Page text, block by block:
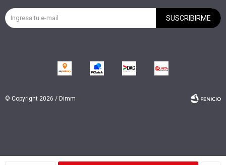
SUSCRIBIRME
© Copyright 2026 / Dimm